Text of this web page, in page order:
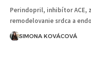
Perindopril, inhibítor ACE,
remodelovanie srdca a
SIMONA KOVÁCOVÁ